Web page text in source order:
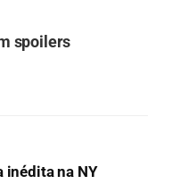
spoilers
inédita na NY